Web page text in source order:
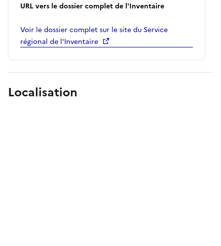
URL vers le dossier complet de l'Inventaire
Voir le dossier complet sur le site du Service
régional de l'Inventaire
Localisation